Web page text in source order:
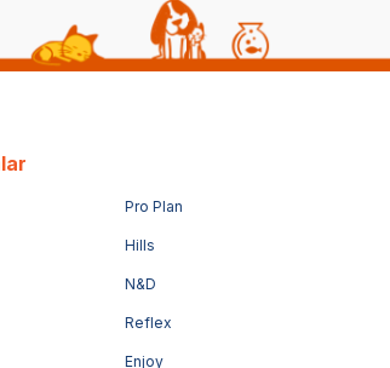
Pro Plan
Hills
N&D
Reflex
Enjoy